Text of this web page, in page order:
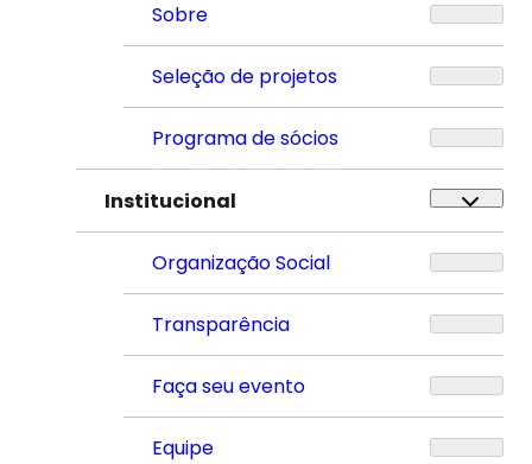
Sobre
Seleção de projetos
Programa de sócios
Institucional
Organização Social
Transparência
Faça seu evento
Equipe